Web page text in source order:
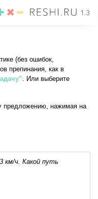
1.3
(без ошибок,
препинания, как в
. Или выберите
предложению, нажимая на